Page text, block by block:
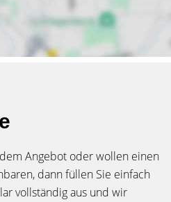
Angebot oder wollen einen
dann füllen Sie einfach
vollständig aus und wir